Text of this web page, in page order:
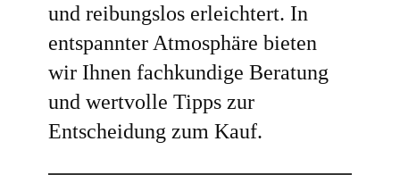
und reibungslos erleichtert. In
entspannter Atmosphäre bieten
wir Ihnen fachkundige Beratung
und wertvolle Tipps zur
Entscheidung zum Kauf.